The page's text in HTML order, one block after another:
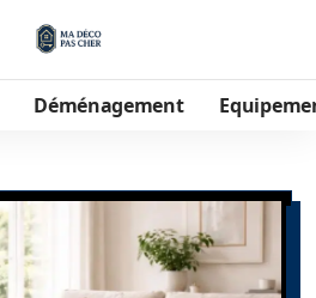
Déménagement